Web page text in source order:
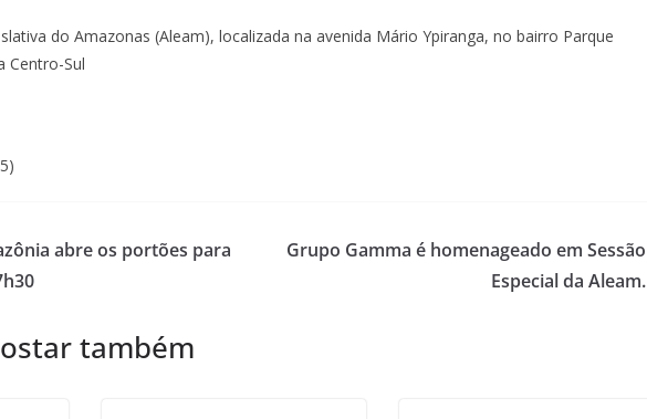
do Amazonas (Aleam), localizada na avenida Mário Ypiranga, no bairro Parque
Centro-Sul
abre os portões para
Grupo Gamma é homenageado em Sessão
Especial da Aleam.
também